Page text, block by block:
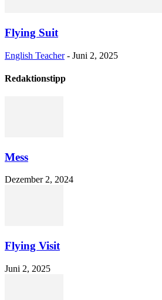
Flying Suit
English Teacher - Juni 2, 2025
Redaktionstipp
Mess
Dezember 2, 2024
Flying Visit
Juni 2, 2025